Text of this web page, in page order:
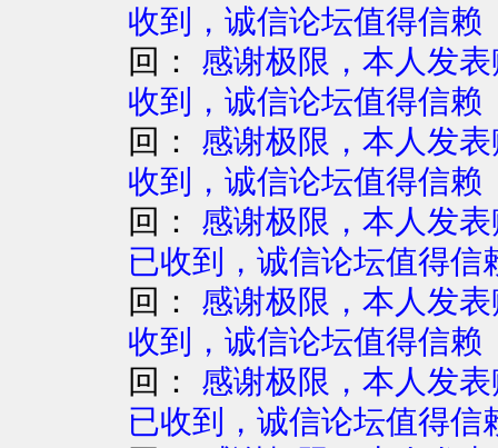
收到，诚信论坛值得信赖
回： 感谢极限，本人发
收到，诚信论坛值得信赖
回： 感谢极限，本人发
收到，诚信论坛值得信赖
回： 感谢极限，本人发
已收到，诚信论坛值得信
回： 感谢极限，本人发
收到，诚信论坛值得信赖
回： 感谢极限，本人发
已收到，诚信论坛值得信